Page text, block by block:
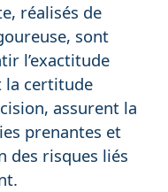
réalisés de
sont
l’exactitude
la certitude
assurent la
prenantes et
des risques liés